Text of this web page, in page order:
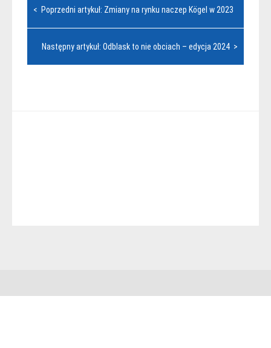
< Poprzedni artykuł: Zmiany na rynku naczep Kögel w 2023
Następny artykuł: Odblask to nie obciach – edycja 2024 >